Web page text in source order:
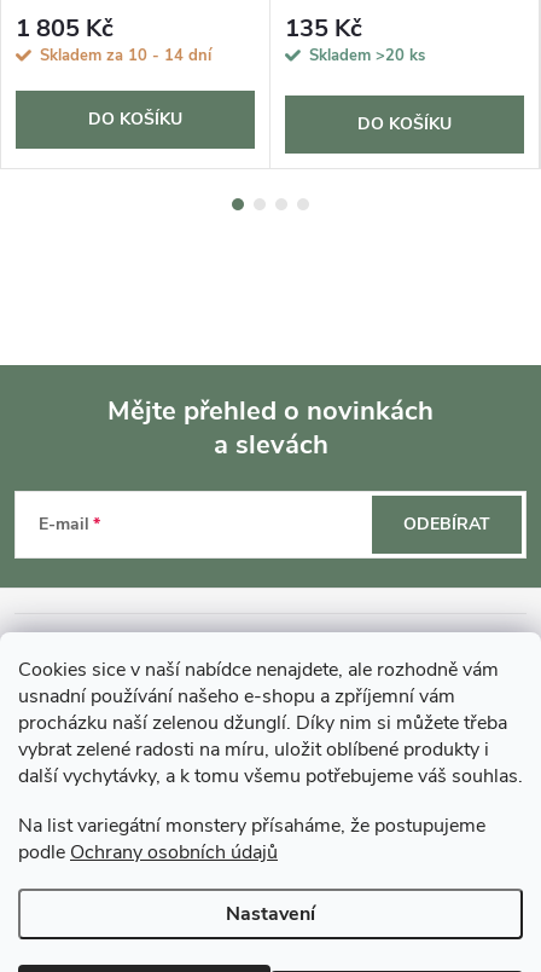
Cookies sice v naší nabídce nenajdete, ale rozhodně vám
usnadní používání našeho e-shopu a zpříjemní vám
procházku naší zelenou džunglí. Díky nim si můžete třeba
vybrat zelené radosti na míru, uložit oblíbené produkty i
další vychytávky, a k tomu všemu potřebujeme váš souhlas.
Na list variegátní monstery přísaháme, že postupujeme
podle Ochrany osobních údajů
Nastavení
1 805 Kč
Skladem za 10 - 14 dní
DO KOŠÍKU
135 Kč
Skladem >20 ks
DO KOŠÍKU
p
a
Mějte přehled o novinkách
a slevách
E-mail ODEBÍRAT
MOHLO BY VÁS ZAJÍMAT
O GARDNERS
Gardners Design - Projekt, realizace a údržba zahrad a interiérů
Copyright 2026Gardners-eshop.cz. Všechna práva vyhrazena.Upravit